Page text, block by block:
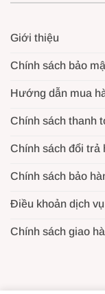
Giới thiệu
Chính sách bảo
Hướng dẫn mua
Chính sách thanh
Chính sách đổi trả
Chính sách bảo
Điều khoản dịch vụ
Chính sách giao